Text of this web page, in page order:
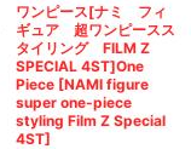
ワンピース[ナミ フィ
ギュア 超ワンピースス
タイリング FILM Z
SPECIAL 4ST]One
Piece [NAMI figure
super one-piece
styling Film Z Special
4ST]